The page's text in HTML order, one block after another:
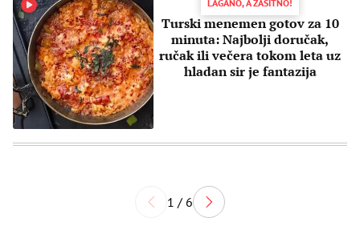
LAGANO, A ZASITNO!
Turski menemen gotov za 10
minuta: Najbolji doručak,
ručak ili večera tokom leta uz
hladan sir je fantazija
1 / 6